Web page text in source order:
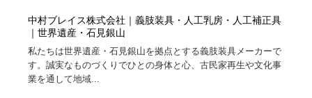
中村ブレイス株式会社｜義肢装具・人工乳房・人工補正具
｜世界遺産・石見銀山
私たちは世界遺産・石見銀山を拠点とする義肢装具メーカーで
す。誠実なものづくりでひとの身体と心、古民家再生や文化事
業を通して地域...